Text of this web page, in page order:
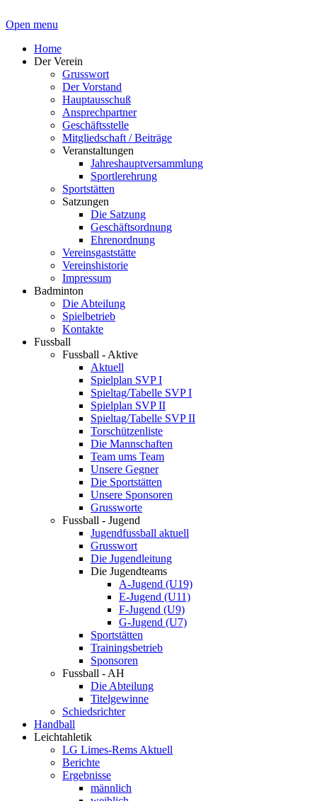
Open menu
Home
Der Verein
Grusswort
Der Vorstand
Hauptausschuß
Ansprechpartner
Geschäftsstelle
Mitgliedschaft / Beiträge
Veranstaltungen
Jahreshauptversammlung
Sportlerehrung
Sportstätten
Satzungen
Die Satzung
Geschäftsordnung
Ehrenordnung
Vereinsgaststätte
Vereinshistorie
Impressum
Badminton
Die Abteilung
Spielbetrieb
Kontakte
Fussball
Fussball - Aktive
Aktuell
Spielplan SVP I
Spieltag/Tabelle SVP I
Spielplan SVP II
Spieltag/Tabelle SVP II
Torschützenliste
Die Mannschaften
Team ums Team
Unsere Gegner
Die Sportstätten
Unsere Sponsoren
Grussworte
Fussball - Jugend
Jugendfussball aktuell
Grusswort
Die Jugendleitung
Die Jugendteams
A-Jugend (U19)
E-Jugend (U11)
F-Jugend (U9)
G-Jugend (U7)
Sportstätten
Trainingsbetrieb
Sponsoren
Fussball - AH
Die Abteilung
Titelgewinne
Schiedsrichter
Handball
Leichtahletik
LG Limes-Rems Aktuell
Berichte
Ergebnisse
männlich